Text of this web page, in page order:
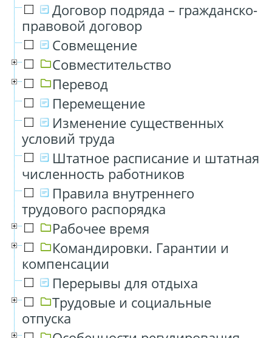
Договор подряда – гражданско-
правовой договор
Совмещение
Совместительство
Перевод
Перемещение
Изменение существенных
условий труда
Штатное расписание и штатная
численность работников
Правила внутреннего
трудового распорядка
Рабочее время
Командировки. Гарантии и
компенсации
Перерывы для отдыха
Трудовые и социальные
отпуска